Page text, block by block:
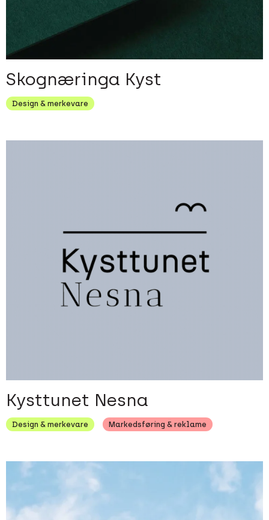
Skognæringa Kyst
Design & merkevare
Kysttunet Nesna
Design & merkevare Markedsføring & reklame